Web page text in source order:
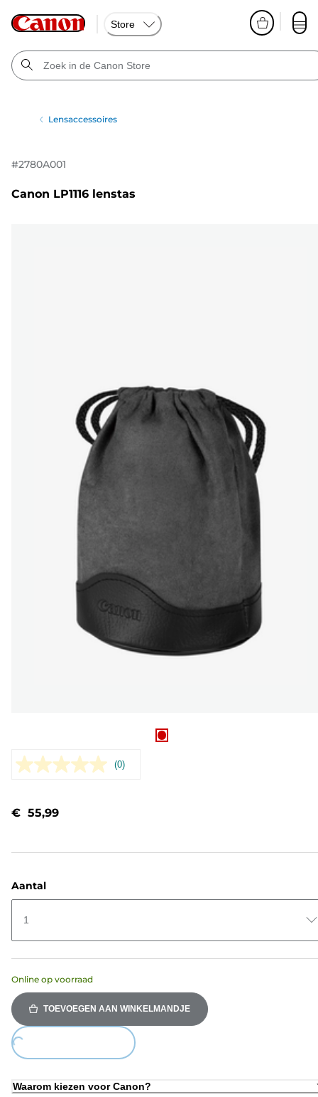
Store
Lensaccessoires
#2780A001
Canon LP1116 lenstas
Geen
(0)
€ 55,99
Aantal
1
Online op voorraad
TOEVOEGEN AAN WINKELMANDJE
Waarom kiezen voor Canon?